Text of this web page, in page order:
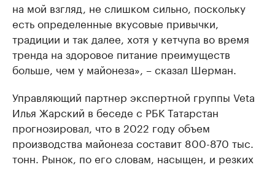
на мой взгляд, не слишком сильно, поскольку
есть определенные вкусовые привычки,
традиции и так далее, хотя у кетчупа во время
тренда на здоровое питание преимуществ
больше, чем у майонеза», – сказал Шерман.
Управляющий партнер экспертной группы Veta
Илья Жарский в беседе с РБК Татарстан
прогнозировал, что в 2022 году объем
производства майонеза составит 800-870 тыс.
тонн. Рынок, по его словам, насыщен, и резких